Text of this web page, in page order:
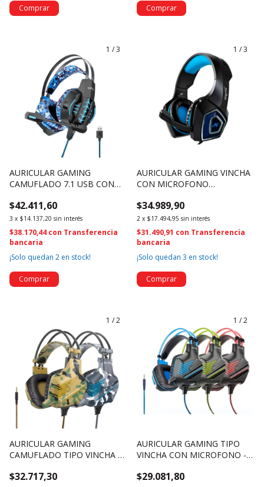
1 /3
AURICULAR GAMING
CAMUFLADO 7.1 USB CON
LEDS - OSAUGZ780 (4701)
$42.411,60
3 x $14.137,20 sin interés
$38.170,44 con Transferencia
bancaria
¡Solo quedan 2 en stock!
1 /3
AURICULAR GAMING VINCHA
CON MICROFONO
(4699)
$34.989,90
2 x $17.494,95 sin interés
$31.490,91 con Transferencia
bancaria
¡Solo quedan 3 en stock!
1 /2
AURICULAR GAMING
CAMUFLADO TIPO VINCHA Y
(4697)
$32.717,30
1 /2
AURICULAR GAMING TIPO
VINCHA CON MICROFONO -
$29.081,80